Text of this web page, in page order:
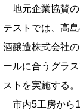
地元企業協賛の
テストでは、高
酒醸造株式会社
ールに合うグラ
ストを実施する。
市内5工房から